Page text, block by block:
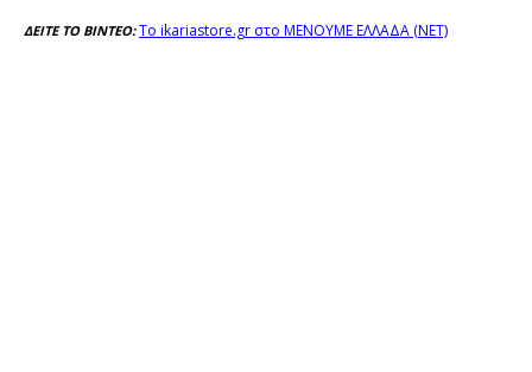
ΔΕΙΤΕ ΤΟ ΒΙΝΤΕΟ:Το ikariastore.gr στο ΜΕΝΟΥΜΕ ΕΛΛΑΔΑ (ΝΕΤ)